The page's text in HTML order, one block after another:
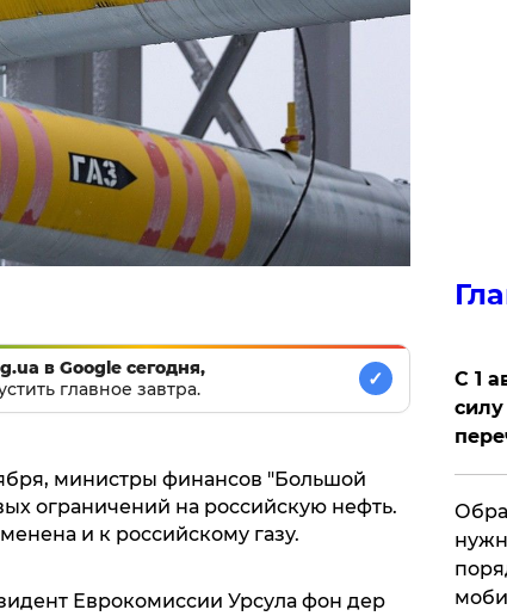
в Google сегодня,
главное завтра.
✓
министры финансов "Большой
ограничений на российскую нефть.
и к российскому газу.
Еврокомиссии Урсула фон дер
С 1